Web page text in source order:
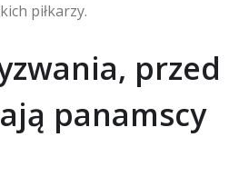
piłkarzy.
przed
panamscy